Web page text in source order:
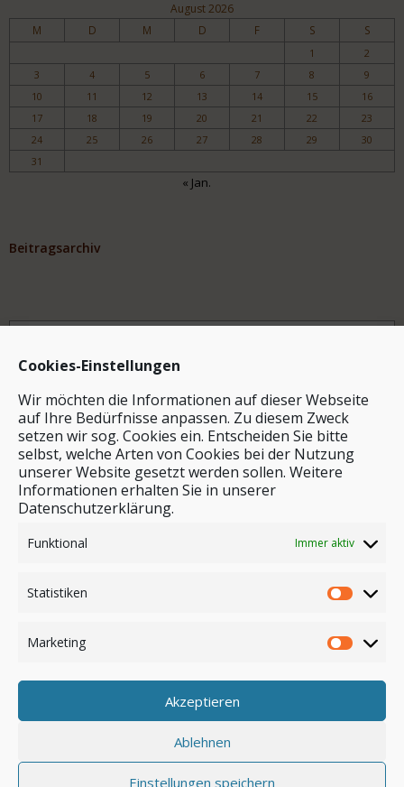
Cookies-Einstellungen
Wir möchten die Informationen auf dieser Webseite
auf Ihre Bedürfnisse anpassen. Zu diesem Zweck
setzen wir sog. Cookies ein. Entscheiden Sie bitte
selbst, welche Arten von Cookies bei der Nutzung
unserer Website gesetzt werden sollen. Weitere
Informationen erhalten Sie in unserer
Datenschutzerklärung.
Funktional Immer aktiv
Statistiken
Marketing
Akzeptieren
Ablehnen
Einstellungen speichern
August 2026
M D M D F S S
1
2
3
4 5 6 7 8
9
10
11 12 13 14 15
16
17
18 19 20 21 22
23
24
25 26 27 28 29
30
31
« Jan.
Beitragsarchiv
Archiv
Stichwortsuche
Anmelden